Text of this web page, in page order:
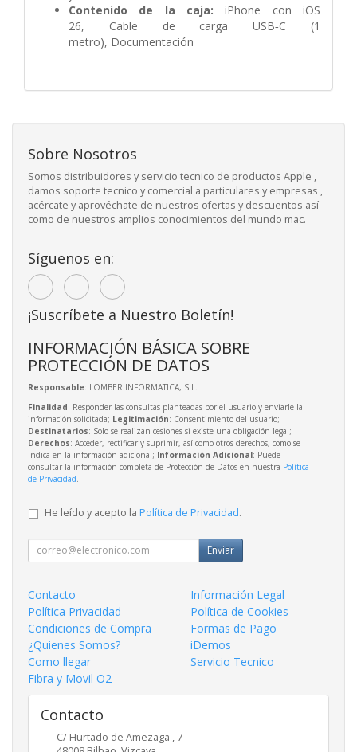
Contenido de la caja:
iPhone con iOS
26, Cable de carga USB‑C (1
metro), Documentación
Sobre Nosotros
Somos distribuidores y servicio tecnico de productos Apple ,
damos soporte tecnico y comercial a particulares y empresas ,
acércate y aprovéchate de nuestros ofertas y descuentos así
como de nuestros amplios conocimientos del mundo mac.
Síguenos en:
¡Suscríbete a Nuestro Boletín!
INFORMACIÓN BÁSICA SOBRE
PROTECCIÓN DE DATOS
Responsable: LOMBER INFORMATICA, S.L.
Finalidad: Responder las consultas planteadas por el usuario y enviarle la
información solicitada; Legitimación: Consentimiento del usuario;
Destinatarios: Solo se realizan cesiones si existe una obligación legal;
Derechos: Acceder, rectificar y suprimir, así como otros derechos, como se
indica en la información adicional; Información Adicional: Puede
consultar la información completa de Protección de Datos en nuestra Política
de Privacidad
He leído y acepto la Política de Privacidad.
Enviar
Contacto
Información Legal
Política Privacidad
Política de Cookies
Condiciones de Compra
Formas de Pago
¿Quienes Somos?
iDemos
Como llegar
Servicio Tecnico
Fibra y Movil O2
Contacto
C/ Hurtado de Amezaga , 7